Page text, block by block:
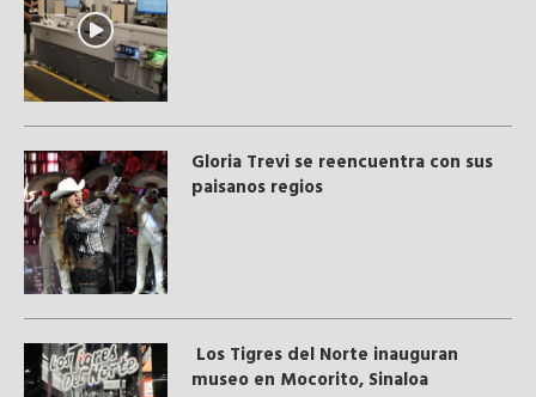
Gloria Trevi se reencuentra con sus
paisanos regios
Los Tigres del Norte inauguran
museo en Mocorito, Sinaloa